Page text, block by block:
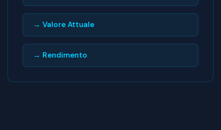
→ Valore Attuale
→ Rendimento